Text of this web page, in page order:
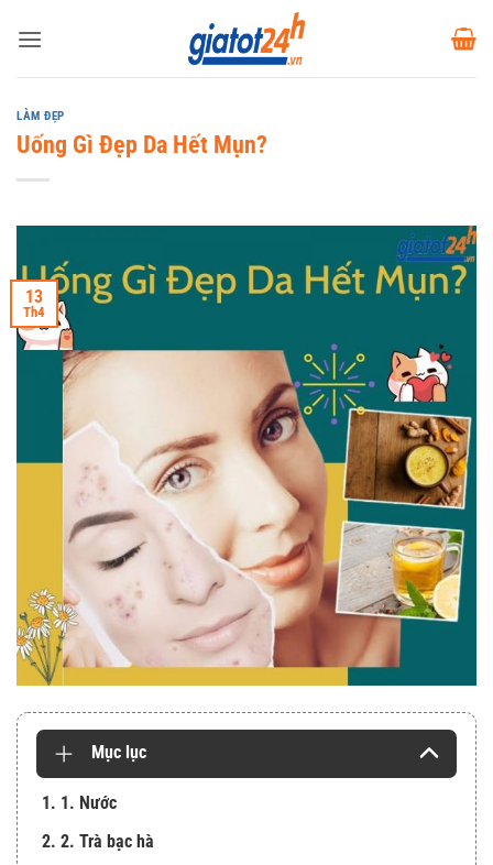
qua
LÀM ĐẸP
Uống Gì Đẹp Da Hết Mụn?
13
Th4
Mục lục
1. 1. Nước
2. 2. Trà bạc hà